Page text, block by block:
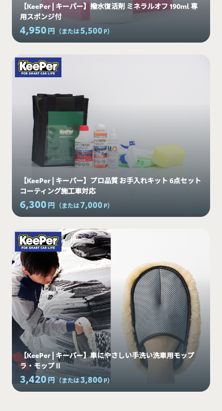
【KeePer | キーパー】撥水復活剤 ミネラルオフ 190ml 専
用スポンジ付
4,950 円 （または5,500 P）
【KeePer | キーパー】プロ品質 お手入れキット 6点セット
コーティング施工車対応
6,300 円 （または7,000 P）
【KeePer | キーパー】車にやさしい手洗い洗車用モップ
ラ・モップⅡ
3,420 円 （または3,800P）